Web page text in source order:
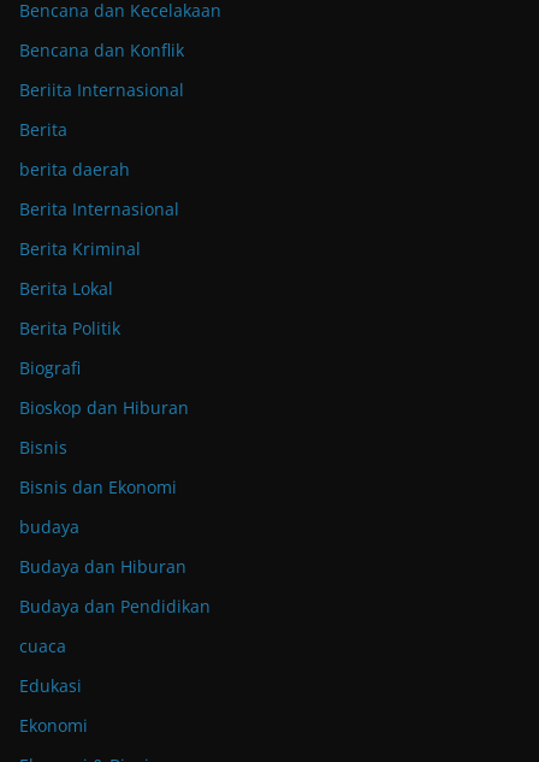
Bencana dan Kecelakaan
Bencana dan Konflik
Beriita Internasional
Berita
berita daerah
Berita Internasional
Berita Kriminal
Berita Lokal
Berita Politik
Biografi
Bioskop dan Hiburan
Bisnis
Bisnis dan Ekonomi
budaya
Budaya dan Hiburan
Budaya dan Pendidikan
cuaca
Edukasi
Ekonomi